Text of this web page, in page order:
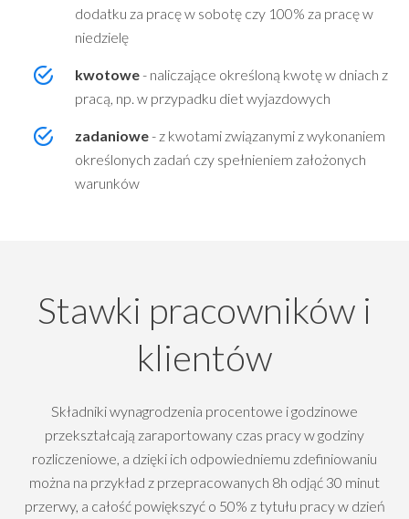
dodatku za pracę w sobotę czy 100% za pracę w
niedzielę
kwotowe- naliczające określoną kwotę w dniach z
pracą, np. w przypadku diet wyjazdowych
zadaniowe- z kwotami związanymi z wykonaniem
określonych zadań czy spełnieniem założonych
warunków
Stawki pracowników i
klientów
Składniki wynagrodzenia procentowe i godzinowe
przekształcają zaraportowany czas pracy w godziny
rozliczeniowe, a dzięki ich odpowiedniemu zdefiniowaniu
można na przykład z przepracowanych 8h odjąć 30 minut
przerwy, a całość powiększyć o 50% z tytułu pracy w dzień